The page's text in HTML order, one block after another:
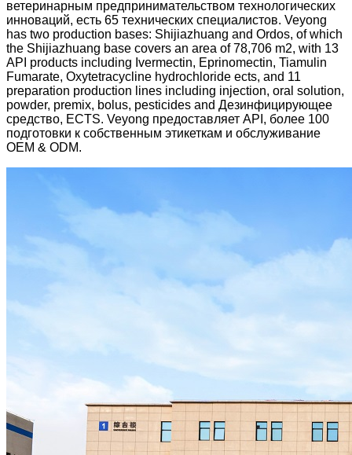
ветеринарным предпринимательством технологических
инноваций, есть 65 технических специалистов. Veyong
has two production bases: Shijiazhuang and Ordos, of which
the Shijiazhuang base covers an area of ​​78,706 m2, with 13
API products including Ivermectin, Eprinomectin, Tiamulin
Fumarate, Oxytetracycline hydrochloride ects, and 11
preparation production lines including injection, oral solution,
powder, premix, bolus, pesticides and Дезинфицирующее
средство, ECTS. Veyong предоставляет API, более 100
подготовки к собственным этикеткам и обслуживание
OEM & ODM.